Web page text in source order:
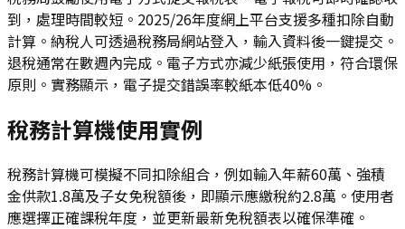
到，處理時間較短。2025/26年度網上平台支援多種扣除自動
計算。納稅人可透過稅務局網站登入，輸入資料後一鍵提交。
退稅通常在數週內完成。電子方式亦減少紙張使用，符合環保
原則。實務顯示，電子提交錯誤率較紙本低40%。
稅務計算機使用實例
稅務計算機可模擬不同扣除組合，例如輸入年薪60萬、強積
金供款1.8萬及子女免稅額後，即顯示應繳稅約2.8萬。使用者
應選擇正確課稅年度，並更新最新免稅額表以確保準確。